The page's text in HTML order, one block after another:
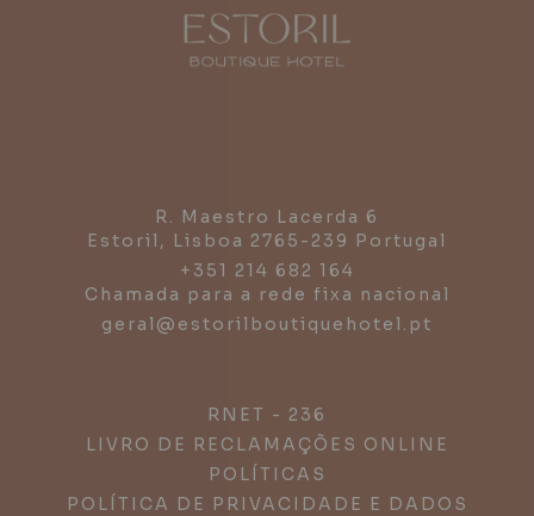
R. Maestro Lacerda 6
Estoril, Lisboa 2765-239 Portugal
+351 214 682 164
Chamada para a rede fixa nacional
geral@estorilboutiquehotel.pt
RNET - 236
LIVRO DE RECLAMAÇÕES ONLINE
POLÍTICAS
POLÍTICA DE PRIVACIDADE E DADOS